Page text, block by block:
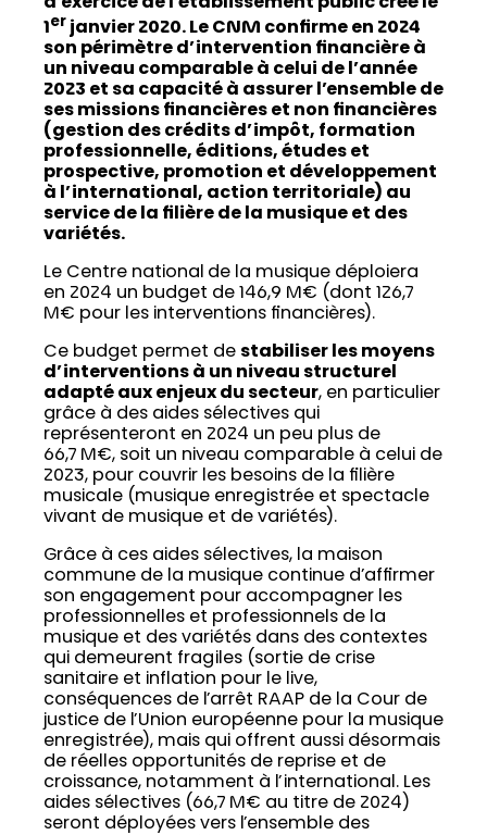
1er janvier 2020. Le CNM confirme en 2024
son périmètre d’intervention financière à
un niveau comparable à celui de l’année
2023 et sa capacité à assurer l’ensemble de
ses missions financières et non financières
(gestion des crédits d’impôt, formation
professionnelle, éditions, études et
prospective, promotion et développement
à l’international, action territoriale) au
service de la filière de la musique et des
variétés.
Le Centre national de la musique déploiera
en 2024 un budget de 146,9 M€ (dont 126,7
M€ pour les interventions financières).
Ce budget permet de stabiliser les moyens
d’interventions à un niveau structurel
adapté aux enjeux du secteur, en particulier
grâce à des aides sélectives qui
représenteront en 2024 un peu plus de
66,7 M€, soit un niveau comparable à celui de
2023, pour couvrir les besoins de la filière
musicale (musique enregistrée et spectacle
vivant de musique et de variétés).
Grâce à ces aides sélectives, la maison
commune de la musique continue d’affirmer
son engagement pour accompagner les
professionnelles et professionnels de la
musique et des variétés dans des contextes
qui demeurent fragiles (sortie de crise
sanitaire et inflation pour le live,
conséquences de l’arrêt RAAP de la Cour de
justice de l’Union européenne pour la musique
enregistrée), mais qui offrent aussi désormais
de réelles opportunités de reprise et de
croissance, notamment à l’international. Les
aides sélectives (66,7 M€ au titre de 2024)
seront déployées vers l’ensemble des